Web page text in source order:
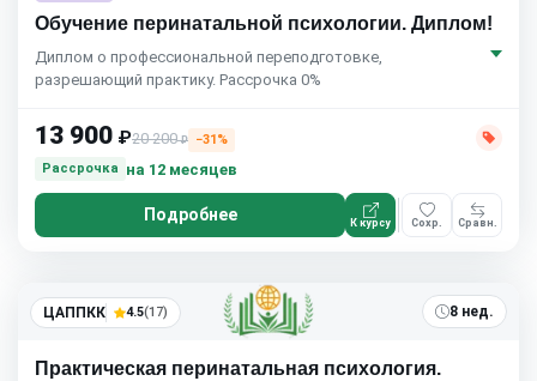
Обучение перинатальной психологии. Диплом!
Диплом о профессиональной переподготовке,
разрешающий практику. Рассрочка 0%
13 900 ₽20 200₽
−31%
Рассрочка
на 12 месяцев
Подробнее К курсу Сохр. Сравн.
ЦАППКК 4.5(17) 8 нед.
Практическая перинатальная психология.